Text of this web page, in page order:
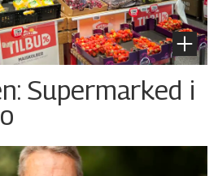
Supermarked i